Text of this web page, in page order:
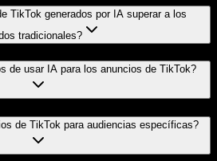
TikTok generados por IA superar a los
tradicionales?
de usar IA para los anuncios de TikTok?
de TikTok para audiencias específicas?